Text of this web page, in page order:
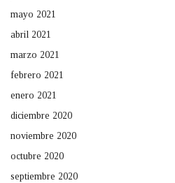
mayo 2021
abril 2021
marzo 2021
febrero 2021
enero 2021
diciembre 2020
noviembre 2020
octubre 2020
septiembre 2020